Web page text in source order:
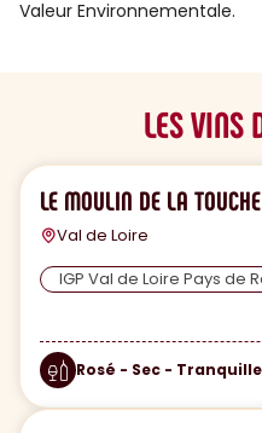
Valeur Environnementale.
LES VINS
LE MOULIN DE LA TOUCHE
Val de Loire
IGP Val de Loire Pays de
Rosé - Sec - Tranquille